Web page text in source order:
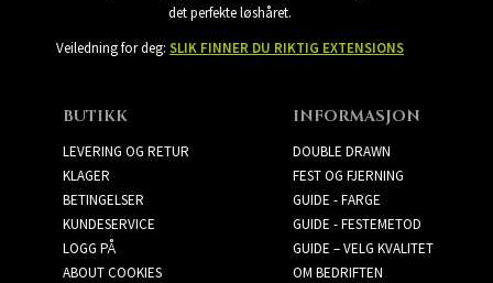
det perfekte løshåret.
Veiledning for deg: SLIK FINNER DU RIKTIG EXTENSIONS
BUTIKK
LEVERING OG RETUR
KLAGER
BETINGELSER
KUNDESERVICE
LOGG PÅ
ABOUT COOKIES
INFORMASJON
DOUBLE DRAWN
FEST OG FJERNING
GUIDE - FARGE
GUIDE - FESTEMETOD
GUIDE – VELG KVALITET
OM BEDRIFTEN